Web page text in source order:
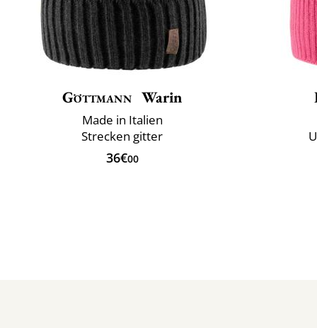
Göttmann Warin
Made in Italien
Strecken gitter
36€00